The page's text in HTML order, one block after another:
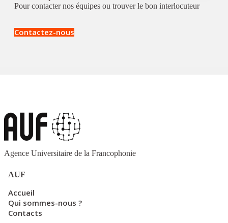
Pour contacter nos équipes ou trouver le bon interlocuteur
Contactez-nous
Agence Universitaire de la Francophonie
AUF
Accueil
Qui sommes-nous ?
Contacts